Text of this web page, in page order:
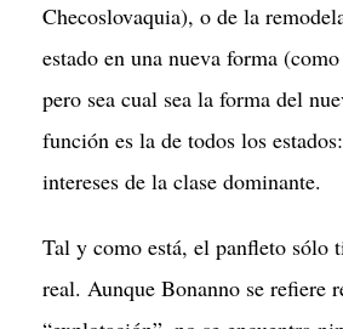
Checoslovaquia), o de la
estado en una nueva forma
pero sea cual sea la forma del
función es la de todos los
intereses de la clase dominante.
Tal y como está, el panfleto sólo
real. Aunque Bonanno se refiere